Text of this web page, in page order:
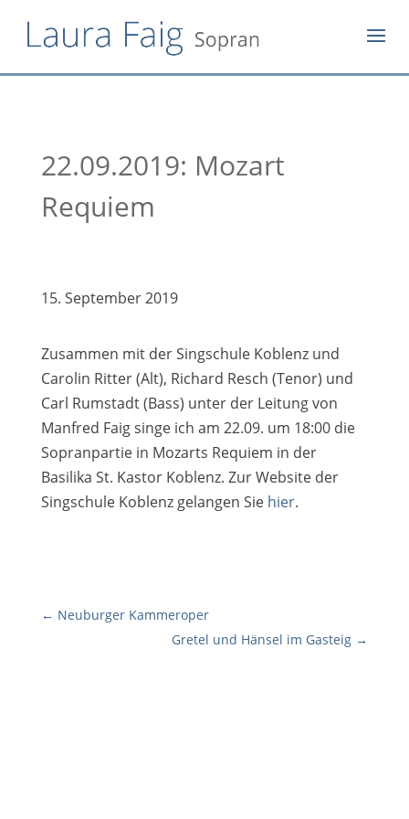
22.09.2019: Mozart
Requiem
15. September 2019
Zusammen mit der Singschule Koblenz und
Carolin Ritter (Alt), Richard Resch (Tenor) und
Carl Rumstadt (Bass) unter der Leitung von
Manfred Faig singe ich am 22.09. um 18:00 die
Sopranpartie in Mozarts Requiem in der
Basilika St. Kastor Koblenz. Zur Website der
Singschule Koblenz gelangen Sie hier.
← Neuburger Kammeroper
Gretel und Hänsel im Gasteig →